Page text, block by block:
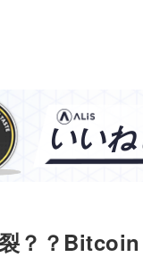
？？Bitcoin